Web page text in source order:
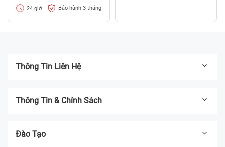
24 giờ Bảo hành 3 tháng
Thông Tin Liên Hệ
Thông Tin & Chính Sách
Đào Tạo